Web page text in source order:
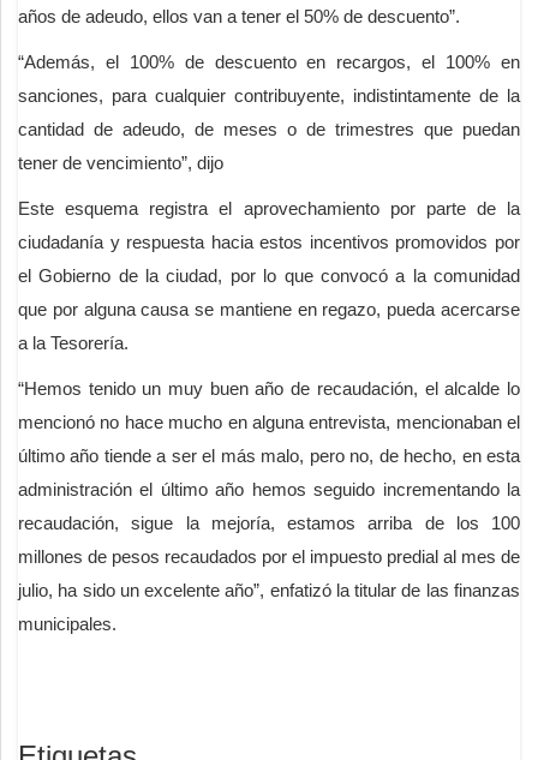
años de adeudo, ellos van a tener el 50% de descuento”.
“Además, el 100% de descuento en recargos, el 100% en
sanciones, para cualquier contribuyente, indistintamente de la
cantidad de adeudo, de meses o de trimestres que puedan
tener de vencimiento”, dijo
Este esquema registra el aprovechamiento por parte de la
ciudadanía y respuesta hacia estos incentivos promovidos por
el Gobierno de la ciudad, por lo que convocó a la comunidad
que por alguna causa se mantiene en regazo, pueda acercarse
a la Tesorería.
“Hemos tenido un muy buen año de recaudación, el alcalde lo
mencionó no hace mucho en alguna entrevista, mencionaban el
último año tiende a ser el más malo, pero no, de hecho, en esta
administración el último año hemos seguido incrementando la
recaudación, sigue la mejoría, estamos arriba de los 100
millones de pesos recaudados por el impuesto predial al mes de
julio, ha sido un excelente año”, enfatizó la titular de las finanzas
municipales.